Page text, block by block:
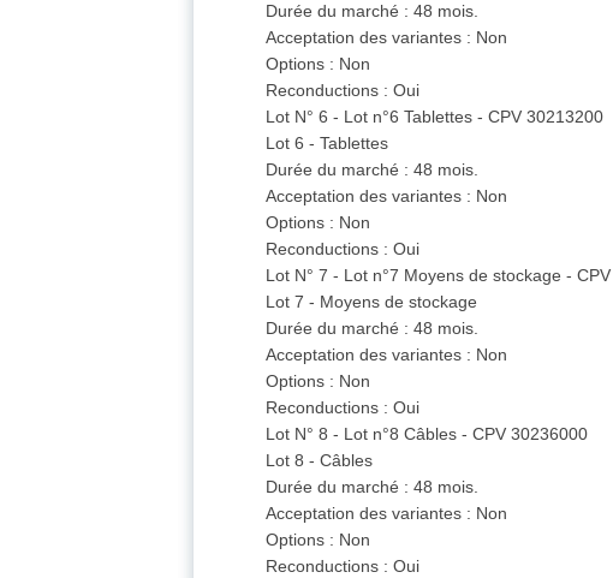
Durée du marché : 48 mois.
Acceptation des variantes : Non
Options : Non
Reconductions : Oui
Lot N° 6 - Lot n°6 Tablettes - CPV 30213200
Lot 6 - Tablettes
Durée du marché : 48 mois.
Acceptation des variantes : Non
Options : Non
Reconductions : Oui
Lot N° 7 - Lot n°7 Moyens de stockage -
Lot 7 - Moyens de stockage
Durée du marché : 48 mois.
Acceptation des variantes : Non
Options : Non
Reconductions : Oui
Lot N° 8 - Lot n°8 Câbles - CPV 30236000
Lot 8 - Câbles
Durée du marché : 48 mois.
Acceptation des variantes : Non
Options : Non
Reconductions : Oui